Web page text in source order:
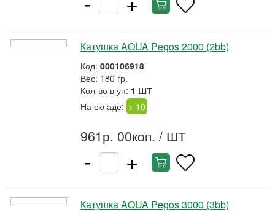
Катушка AQUA Pegos 2000 (2bb)
Код: 000106918
Вес: 180 гр.
Кол-во в уп: 1 ШТ
На складе: > 10
961р. 00коп. / ШТ
- +
Катушка AQUA Pegos 3000 (3bb)